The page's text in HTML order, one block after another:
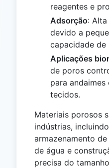
reagentes e
Adsorção:
devido a
capacidade de
Aplicações
de poros
para andaimes
tecidos.
Materiais porosos
indústrias,
armazenamento
de água e
precisa do